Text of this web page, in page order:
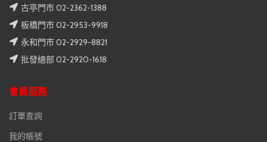
古亭門市 02-2362-1388
板橋門市 02-2953-9918
永和門市 02-2929-8821
批發總部 02-2920-1618
會員服務
訂單查詢
我的帳號